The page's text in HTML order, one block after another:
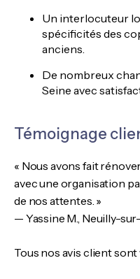
Un interlocuteur
spécificités des
anciens.
De nombreux
Seine avec
Témoignage
« Nous avons fait
avec une organisation
de nos attentes. »
— Yassine M., Neuilly-
Tous nos avis client sont